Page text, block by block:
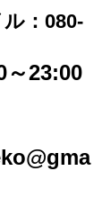
：080-
～23:00